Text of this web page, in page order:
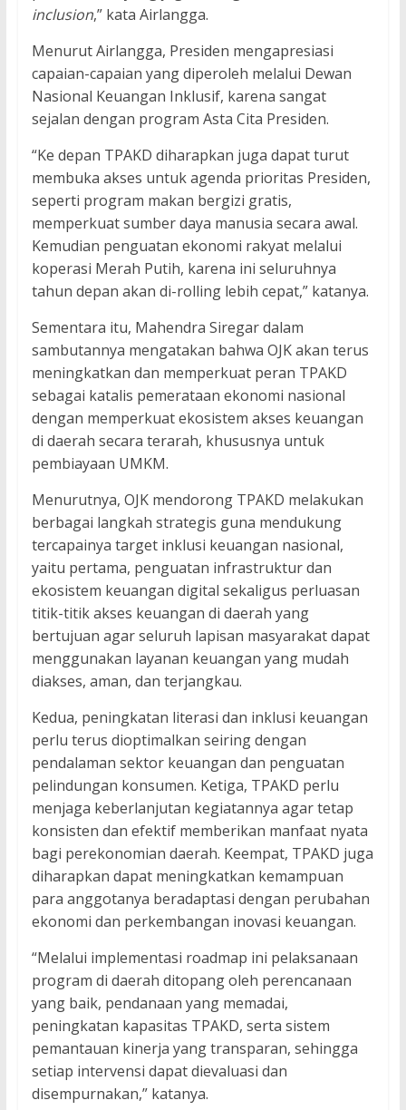
inclusion,” kata Airlangga.
Menurut Airlangga, Presiden mengapresiasi
capaian-capaian yang diperoleh melalui Dewan
Nasional Keuangan Inklusif, karena sangat
sejalan dengan program Asta Cita Presiden.
“Ke depan TPAKD diharapkan juga dapat turut
membuka akses untuk agenda prioritas Presiden,
seperti program makan bergizi gratis,
memperkuat sumber daya manusia secara awal.
Kemudian penguatan ekonomi rakyat melalui
koperasi Merah Putih, karena ini seluruhnya
tahun depan akan di-rolling lebih cepat,” katanya.
Sementara itu, Mahendra Siregar dalam
sambutannya mengatakan bahwa OJK akan terus
meningkatkan dan memperkuat peran TPAKD
sebagai katalis pemerataan ekonomi nasional
dengan memperkuat ekosistem akses keuangan
di daerah secara terarah, khususnya untuk
pembiayaan UMKM.
Menurutnya, OJK mendorong TPAKD melakukan
berbagai langkah strategis guna mendukung
tercapainya target inklusi keuangan nasional,
yaitu pertama, penguatan infrastruktur dan
ekosistem keuangan digital sekaligus perluasan
titik-titik akses keuangan di daerah yang
bertujuan agar seluruh lapisan masyarakat dapat
menggunakan layanan keuangan yang mudah
diakses, aman, dan terjangkau.
Kedua, peningkatan literasi dan inklusi keuangan
perlu terus dioptimalkan seiring dengan
pendalaman sektor keuangan dan penguatan
pelindungan konsumen. Ketiga, TPAKD perlu
menjaga keberlanjutan kegiatannya agar tetap
konsisten dan efektif memberikan manfaat nyata
bagi perekonomian daerah. Keempat, TPAKD juga
diharapkan dapat meningkatkan kemampuan
para anggotanya beradaptasi dengan perubahan
ekonomi dan perkembangan inovasi keuangan.
“Melalui implementasi roadmap ini pelaksanaan
program di daerah ditopang oleh perencanaan
yang baik, pendanaan yang memadai,
peningkatan kapasitas TPAKD, serta sistem
pemantauan kinerja yang transparan, sehingga
setiap intervensi dapat dievaluasi dan
disempurnakan,” katanya.